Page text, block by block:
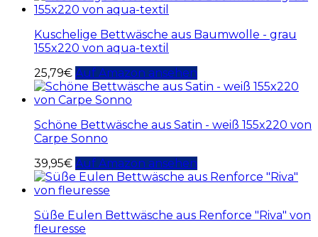
Kuschelige Bettwäsche aus Baumwolle - grau
155x220 von aqua-textil
25,79€ Auf Amazon ansehen
Schöne Bettwäsche aus Satin - weiß 155x220 von
Carpe Sonno
39,95€ Auf Amazon ansehen
Süße Eulen Bettwäsche aus Renforce "Riva" von
fleuresse